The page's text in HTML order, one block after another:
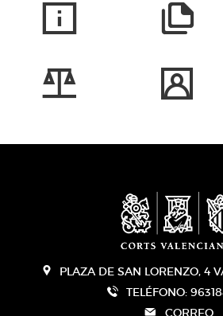
PLAZA DE SAN LORENZO, 4
TELÉFONO: